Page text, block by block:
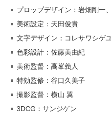
プロップデザイン：岩畑剛一
美術設定：天田俊貴
文字デザイン：コレサワシゲ
色彩設計：佐藤美由紀
美術監督：高峯義人
特効監修：谷口久美子
撮影監督：横山 翼
3DCG：サンジゲン